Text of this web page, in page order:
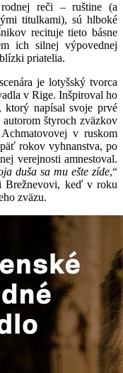
reči – ruštine (a
titulkami), sú hlboké
recituje tieto básne
ich silnej výpovednej
priatelia.
je lotyšský tvorca
v Rige. Inšpiroval ho
ktorý napísal svoje prvé
štyroch zväzkov
v ruskom
rokov vyhnanstva, po
verejnosti amnestoval.
duša sa mu ešte zíde,“
Brežnevovi, keď v roku
zväzu.